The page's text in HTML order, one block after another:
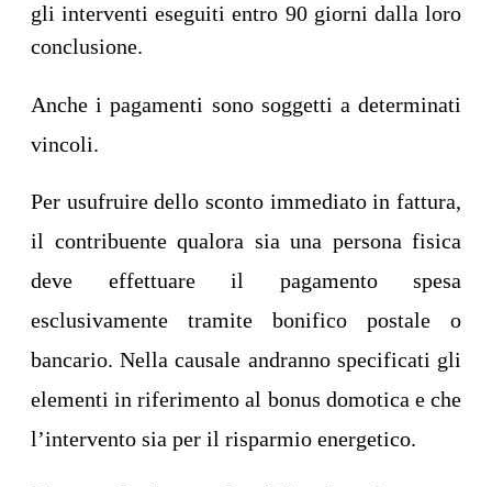
gli interventi eseguiti entro 90 giorni dalla loro
conclusione.
Anche i pagamenti sono soggetti a determinati
vincoli.
Per usufruire dello sconto immediato in fattura,
il contribuente qualora sia una persona fisica
deve effettuare il pagamento spesa
esclusivamente tramite bonifico postale o
bancario. Nella causale andranno specificati gli
elementi in riferimento al bonus domotica e che
l’intervento sia per il risparmio energetico.